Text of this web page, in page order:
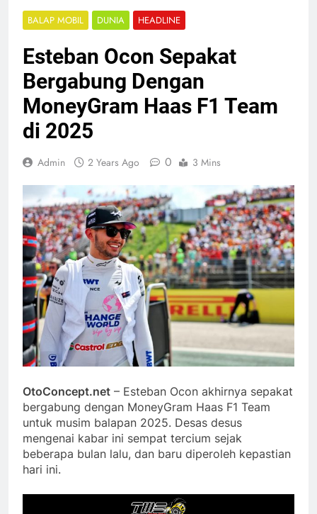
BALAP MOBIL DUNIA HEADLINE
Esteban Ocon Sepakat
Bergabung Dengan
MoneyGram Haas F1 Team
di 2025
Admin 2 Years Ago 0 3 Mins
OtoConcept.net – Esteban Ocon akhirnya sepakat
bergabung dengan MoneyGram Haas F1 Team
untuk musim balapan 2025. Desas desus
mengenai kabar ini sempat tercium sejak
beberapa bulan lalu, dan baru diperoleh kepastian
hari ini.